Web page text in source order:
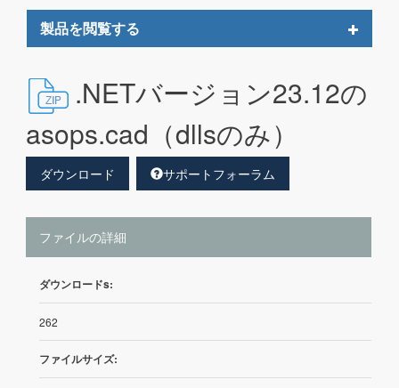
製品を閲覧する
Toggle
.NETバージョン23.12の
asops.cad（dllsのみ）
ダウンロード サポートフォーラム
ファイルの詳細
ダウンロードs:
262
ファイルサイズ: